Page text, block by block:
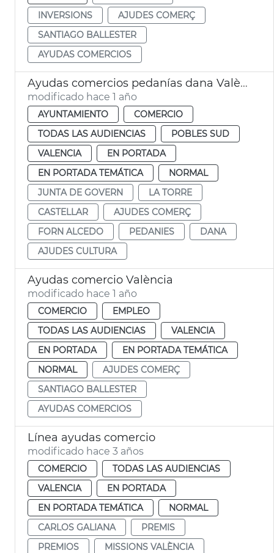
INVERSIONS
AJUDES COMERÇ
SANTIAGO BALLESTER
AYUDAS COMERCIOS
Ayudas comercios pedanías dana València
modificado hace 1 año
AYUNTAMIENTO
COMERCIO
TODAS LAS AUDIENCIAS
POBLES SUD
VALENCIA
EN PORTADA
EN PORTADA TEMÁTICA
NORMAL
JUNTA DE GOVERN
LA TORRE
CASTELLAR
AJUDES COMERÇ
FORN ALCEDO
PEDANIES
DANA
AJUDES CULTURA
Ayudas comercio València
modificado hace 1 año
COMERCIO
EMPLEO
TODAS LAS AUDIENCIAS
VALENCIA
EN PORTADA
EN PORTADA TEMÁTICA
NORMAL
AJUDES COMERÇ
SANTIAGO BALLESTER
AYUDAS COMERCIOS
Línea ayudas comercio
modificado hace 3 años
COMERCIO
TODAS LAS AUDIENCIAS
VALENCIA
EN PORTADA
EN PORTADA TEMÁTICA
NORMAL
CARLOS GALIANA
PREMIS
PREMIOS
MISSIONS VALÈNCIA